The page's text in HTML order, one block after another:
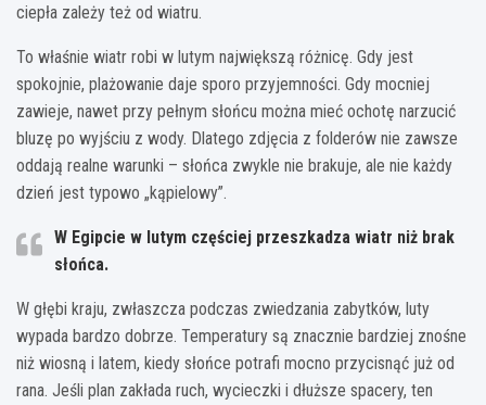
ciepła zależy też od wiatru.
To właśnie wiatr robi w lutym największą różnicę. Gdy jest
spokojnie, plażowanie daje sporo przyjemności. Gdy mocniej
zawieje, nawet przy pełnym słońcu można mieć ochotę narzucić
bluzę po wyjściu z wody. Dlatego zdjęcia z folderów nie zawsze
oddają realne warunki – słońca zwykle nie brakuje, ale nie każdy
dzień jest typowo „kąpielowy”.
W Egipcie w lutym częściej przeszkadza wiatr niż brak
słońca.
W głębi kraju, zwłaszcza podczas zwiedzania zabytków, luty
wypada bardzo dobrze. Temperatury są znacznie bardziej znośne
niż wiosną i latem, kiedy słońce potrafi mocno przycisnąć już od
rana. Jeśli plan zakłada ruch, wycieczki i dłuższe spacery, ten